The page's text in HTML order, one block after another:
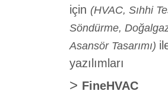
için (HVAC, Sıhhi
Söndürme,
Asansör Tasarımı)
yazılımları
> FineHVAC